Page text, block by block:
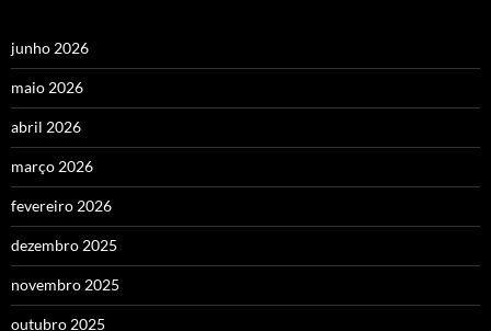
junho 2026
maio 2026
abril 2026
março 2026
fevereiro 2026
dezembro 2025
novembro 2025
outubro 2025